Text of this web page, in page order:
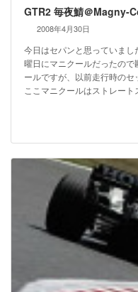
GTR2 毎夜鯖＠Magny-
2008年4月30日
今日はセパンと思っていま
曜日にマニクールだったの
ールですが、以前走行時のセ
ここマニクールはストレー